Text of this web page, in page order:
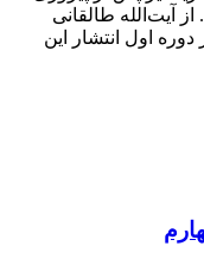
انتشار یافت. از آیت‌الله طالقانی
اول انتشار این